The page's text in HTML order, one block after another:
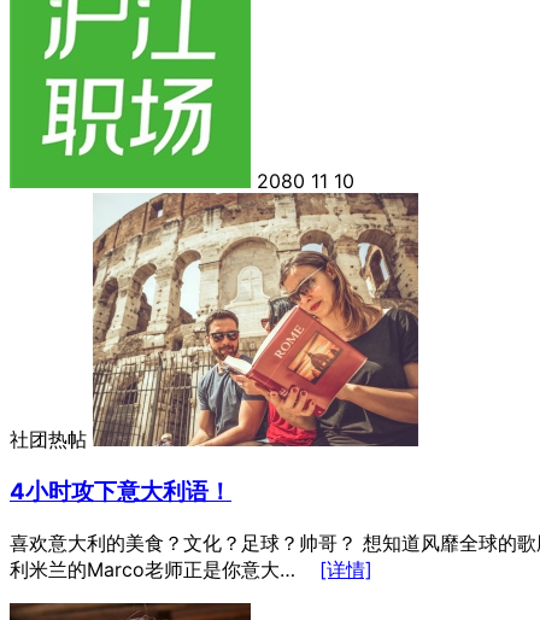
2080 11 10
社团热帖
4小时攻下意大利语！
喜欢意大利的美食？文化？足球？帅哥？ 想知道风靡全球的
利米兰的Marco老师正是你意大… [详情]